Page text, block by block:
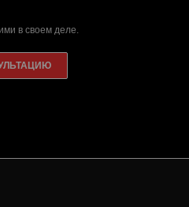
что выбрать?